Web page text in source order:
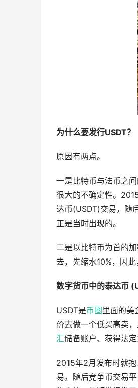
为什么要发行USDT？
原因有两点。
一是比特币与法币之
很大的不确定性。
达币(USDT)交易，随
正是当时出现的。
二是以比特币为首的
去，先缩水10%，因
数字货币中的泰达币
USDT是币圈 里面的美
价去做一个低买高卖
汇储备账户、获得法定
2015年2月发布时就
易。随后竞争币交易